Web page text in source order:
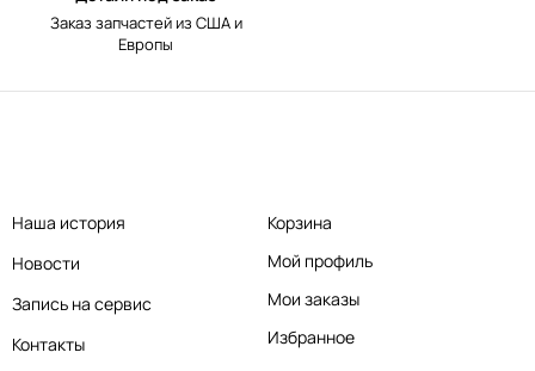
Заказ запчастей из США и
Европы
Наша история
Новости
Запись на сервис
Контакты
Корзина
Мой профиль
Мои заказы
Избранное